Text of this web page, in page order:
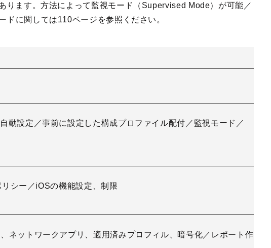
ります。方法によって監視モード（Supervised Mode）が可能／
ドに関しては110ページを参照ください。
動設定／事前に設定した構成プロファイル配付／監視モード／
シー／iOSの機能設定、制限
ネットワークアプリ、適用済みプロフィル、暗号化／レポート作